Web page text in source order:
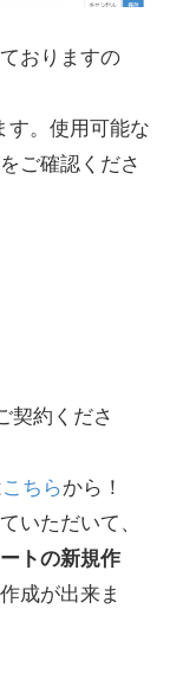
おりますの
す。使用可能な
ご確認くださ
契約くださ
こちらから！
いただいて、
トの新規作
成が出来ま